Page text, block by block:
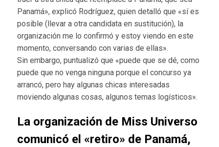
Panamá», explicó Rodríguez, quien detalló que «sí es
posible (llevar a otra candidata en sustitución), la
organización me lo confirmó y estoy viendo en este
momento, conversando con varias de ellas».
Sin embargo, puntualizó que «puede que se dé, como
puede que no venga ninguna porque el concurso ya
arrancó, pero hay algunas chicas interesadas
moviendo algunas cosas, algunos temas logísticos».
La organización de Miss Universo
comunicó el «retiro» de Panamá,